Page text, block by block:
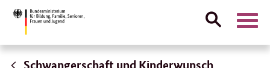
Direktlink:
Suche
Schwangerschaft und Kinderwunsch